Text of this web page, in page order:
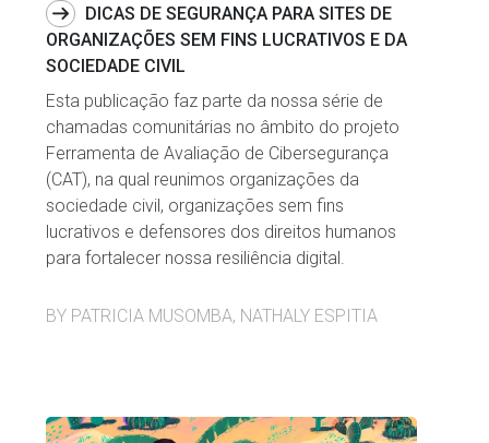
DICAS DE SEGURANÇA PARA SITES DE
ORGANIZAÇÕES SEM FINS LUCRATIVOS E DA
SOCIEDADE CIVIL
Esta publicação faz parte da nossa série de
chamadas comunitárias no âmbito do projeto
Ferramenta de Avaliação de Cibersegurança
(CAT), na qual reunimos organizações da
sociedade civil, organizações sem fins
lucrativos e defensores dos direitos humanos
para fortalecer nossa resiliência digital.
BY PATRICIA MUSOMBA, NATHALY ESPITIA